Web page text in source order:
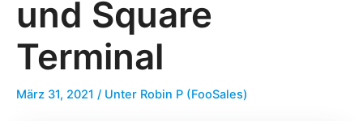
und Square
Terminal
März 31, 2021 / Unter Robin P (FooSales)